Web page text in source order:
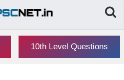
10th Level Questions